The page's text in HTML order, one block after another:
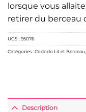
lorsque vous
retirer du berceau
UGS :95076
Catégories :Cododo Lit et Berceau,
Description